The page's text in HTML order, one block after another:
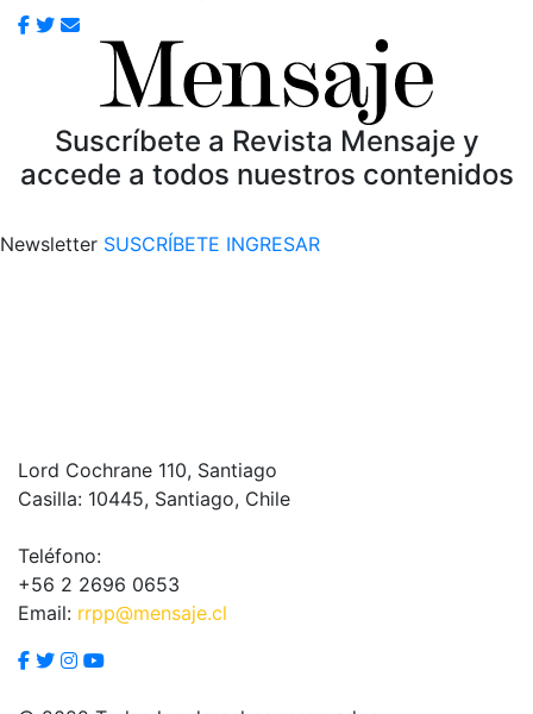
Suscríbete a Revista Mensaje y
accede a todos nuestros contenidos
Newsletter SUSCRÍBETE INGRESAR
Lord Cochrane 110, Santiago
Casilla: 10445, Santiago, Chile
Teléfono:
+56 2 2696 0653
Email: rrpp@mensaje.cl